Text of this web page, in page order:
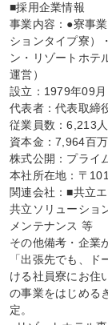
■採用企業情報
事業内容：●寮事
ションタイプ寮）
ン・リゾートホテ
運営）
設立：1979年09月
代表者：代表取締
従業員数：6,213人
資本金：7,964百
株式公開：プライ
本社所在地：〒
関連会社：■共立
共立ソリューショ
メンテナンス 等
その他備考・企業
「出張先でも、
ける社員寮にお住
の事業をはじめる
定。